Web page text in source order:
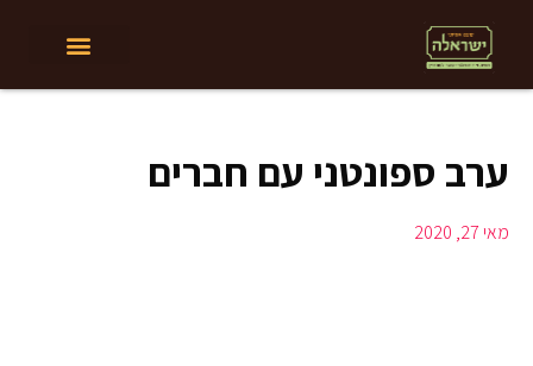
ערב ספונטני עם חברים
מאי 27, 2020